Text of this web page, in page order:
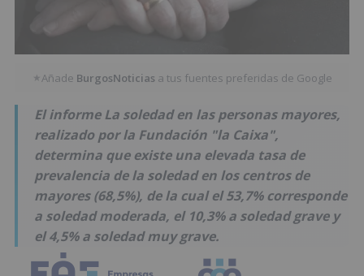
★Añade BurgosNoticias a tus fuentes preferidas de Google
El informe La soledad en las personas mayores,
realizado por la Fundación "la Caixa",
determina que existe una elevada tasa de
prevalencia de la soledad en los centros de
mayores (68,5%), de la cual el 53,7% corresponde
a soledad moderada, el 10,3% a soledad grave y
el 4,5% a soledad muy grave.